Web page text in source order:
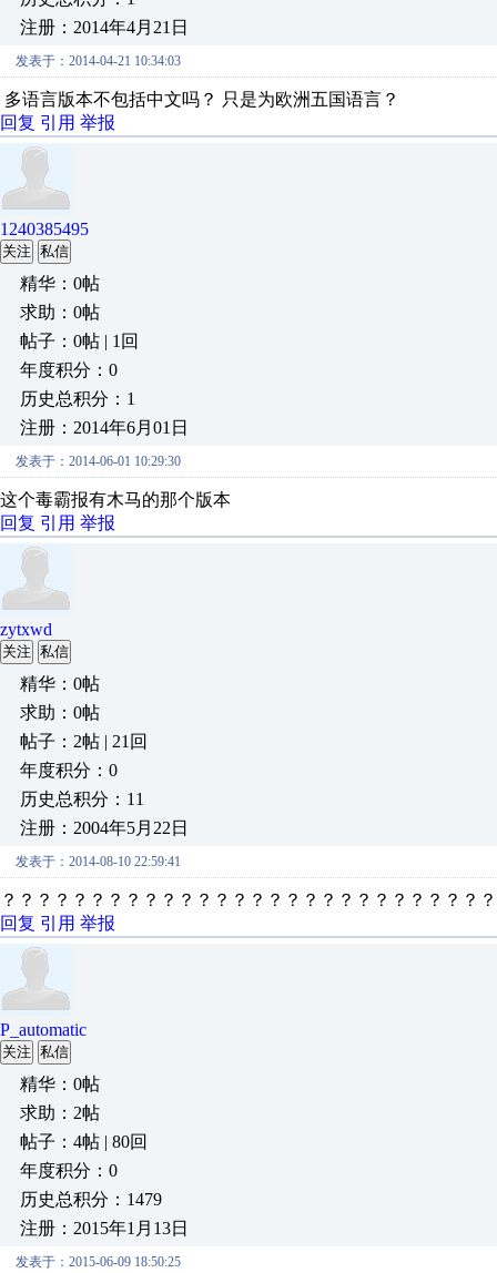
注册：2014年4月21日
发表于：2014-04-21 10:34:03
多语言版本不包括中文吗？ 只是为欧洲五国语言？
回复 引用 举报
1240385495
关注 私信
精华：0帖
求助：0帖
帖子：0帖 | 1回
年度积分：0
历史总积分：1
注册：2014年6月01日
发表于：2014-06-01 10:29:30
这个毒霸报有木马的那个版本
回复 引用 举报
zytxwd
关注 私信
精华：0帖
求助：0帖
帖子：2帖 | 21回
年度积分：0
历史总积分：11
注册：2004年5月22日
发表于：2014-08-10 22:59:41
？？？？？？？？？？？？？？？？？？？？？？？？？？？
回复 引用 举报
P_automatic
关注 私信
精华：0帖
求助：2帖
帖子：4帖 | 80回
年度积分：0
历史总积分：1479
注册：2015年1月13日
发表于：2015-06-09 18:50:25